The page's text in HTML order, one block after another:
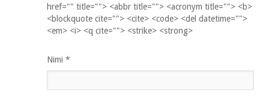
href="" title=""> <abbr title=""> <acronym title=""> <b>
<blockquote cite=""> <cite> <code> <del datetime="">
<em> <i> <q cite=""> <strike> <strong>
Nimi *